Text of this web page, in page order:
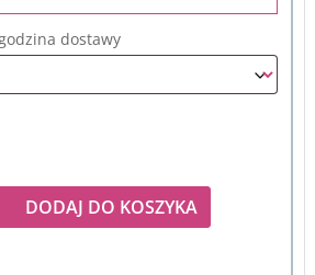
dostawy
DODAJ DO KOSZYKA